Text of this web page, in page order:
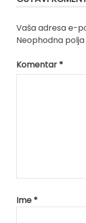
Vaša adresa e-
Neophodna
Komentar *
Ime *